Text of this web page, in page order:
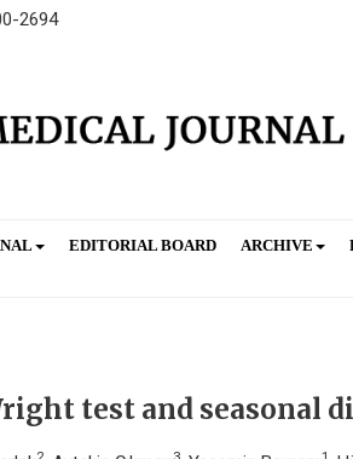
2694
EDITORIAL BOARD ARCHIVE
test and seasonal